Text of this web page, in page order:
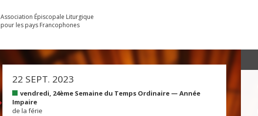
Association Épiscopale Liturgique
pour les pays Francophones
22 SEPT. 2023
vendredi, 24ème Semaine du Temps Ordinaire — Année
Impaire
de la férie